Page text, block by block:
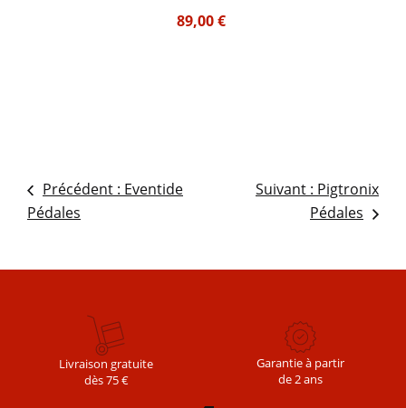
89,00€
NAVIGATION
DE
Précédent : Eventide
Pédales
Suivant : Pigtronix
Pédales
Livraison gratuite
dès 75 €
Garantie à partir
de 2 ans